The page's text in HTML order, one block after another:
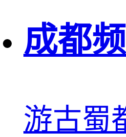
成都
游古蜀